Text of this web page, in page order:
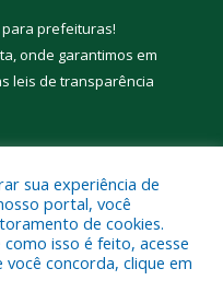
para prefeituras!
onde garantimos em
leis de transparência
Municipal de Aveiro.
sua experiência de
portal, você
de cookies.
isso é feito, acesse
você concorda, clique em